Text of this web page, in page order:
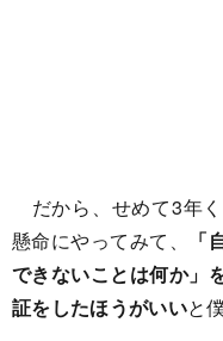
だから、せめて3年
懸命にやってみて、
「
できないことは何か」
証をしたほうがいいと